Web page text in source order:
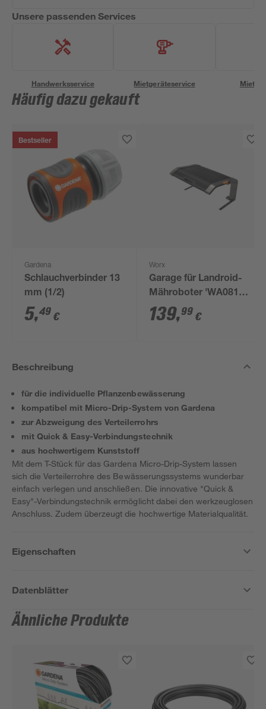
Unsere passenden Services
Handwerksservice Mietgeräteservice
Häufig dazu gekauft
Bestseller
Gardena
Schlauchverbinder 13
mm (1/2)
5,49 €
Worx
Garage für Landroid-
Mähroboter 'WA0810'
schwarz
139,99 €
Beschreibung
für die individuelle Pflanzenbewässerung
kompatibel mit Micro-Drip-System von Gardena
zur Abzweigung des Verteilerrohrs
mit Quick & Easy-Verbindungstechnik
aus hochwertigem Kunststoff
Mit dem T-Stück für das Gardena Micro-Drip-System lassen
sich die Verteilerrohre des Bewässerungssystems wunderbar
einfach verlegen und anschließen. Die innovative "Quick &
Easy"-Verbindungstechnik ermöglicht dabei den werkzeuglosen
Anschluss. Zudem überzeugt die hochwertige Materialqualität.
Eigenschaften
Datenblätter
Ähnliche Produkte